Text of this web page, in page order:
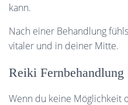
kann.
Nach einer Behandlung
vitaler und in deiner Mitte.
Reiki Fernbehandlung
Wenn du keine Möglichkeit